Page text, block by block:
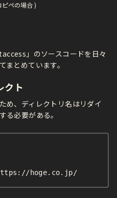
ペの場合 )
」のソースコードを日々
まとめています。
クト
め、ディレクトリ名はリダイ
る必要がある。
hoge.co.jp/